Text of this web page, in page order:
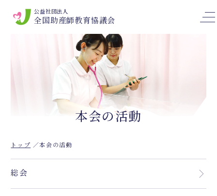
公益社団法人
全国助産師教育協議会
本会の活動
トップ 本会の活動
総会